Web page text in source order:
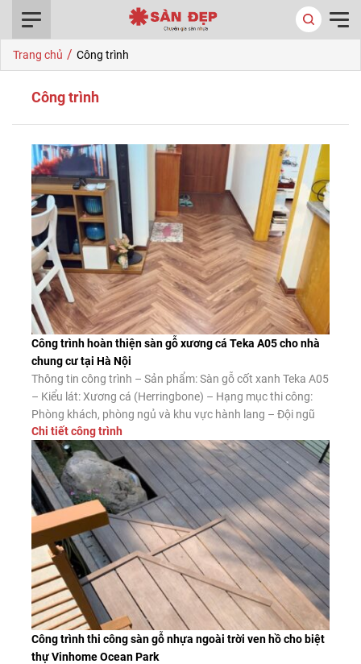
Trang chủ / Công trình
Công trình
Công trình hoàn thiện sàn gỗ xương cá Teka A05 cho nhà
chung cư tại Hà Nội
Thông tin công trình – Sản phẩm: Sàn gỗ cốt xanh Teka A05
– Kiểu lát: Xương cá (Herringbone) – Hạng mục thi công:
Phòng khách, phòng ngủ và khu vực hành lang – Đội ngũ
thi công: Sàn Đẹp Ưu điểm của sàn gỗ xương cá cốt xanh
Teka A05 Ngoài vẻ đẹp nổi […]
Chi tiết công trình
Công trình thi công sàn gỗ nhựa ngoài trời ven hồ cho biệt
thự Vinhome Ocean Park